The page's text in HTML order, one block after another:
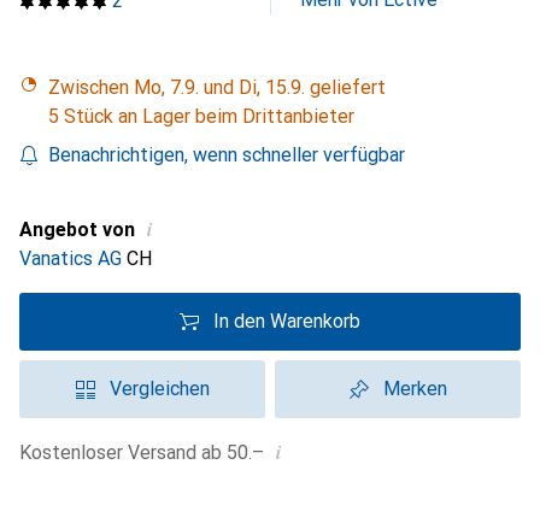
Zwischen Mo, 7.9. und Di, 15.9. geliefert
5 Stück an Lager beim Drittanbieter
Benachrichtigen, wenn schneller verfügbar
Angebot von i
Vanatics AG CH
In den Warenkorb
Vergleichen Merken
Kostenloser Versand ab 50.– i